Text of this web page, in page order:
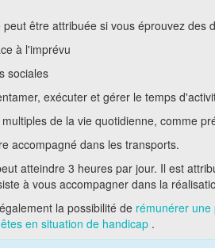
être attribuée si vous éprouvez des
à l'imprévu
sociales
exécuter et gérer le temps
de la vie quotidienne, comme
accompagné dans les transports.
atteindre 3 heures par jour. Il est
à vous accompagner dans la
la possibilité de rémunérer
en situation de handicap .